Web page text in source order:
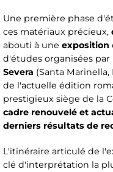
Une première phase
ces matériaux précieux,
abouti à une exposition
d'études organisées par
Severa (Santa Marinella,
de l'actuelle édition
prestigieux siège de la
cadre renouvelé et
derniers résultats de
L'itinéraire articulé de
clé d'interprétation la